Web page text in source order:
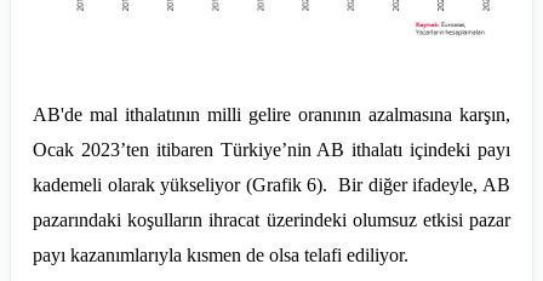
AB'de mal ithalatının milli gelire oranının azalmasına karşın,
Ocak 2023’ten itibaren Türkiye’nin AB ithalatı içindeki payı
kademeli olarak yükseliyor (Grafik 6). Bir diğer ifadeyle, AB
pazarındaki koşulların ihracat üzerindeki olumsuz etkisi pazar
payı kazanımlarıyla kısmen de olsa telafi ediliyor.